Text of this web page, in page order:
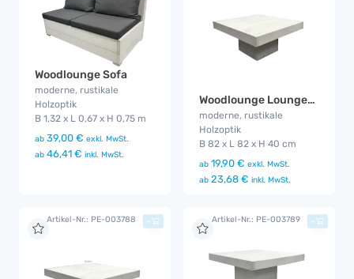
Woodlounge Sofa
moderne, rustikale
Holzoptik
B 1,32 x L 0,67 x H 0,75 m
ab 39,00 € exkl. MwSt.
ab 46,41 € inkl. MwSt.
Woodlounge Loungetisch
moderne, rustikale
Holzoptik
B 82 x L 82 x H 40 cm
ab 19,90 € exkl. MwSt.
ab 23,68 € inkl. MwSt.
Artikel-Nr.: PE-003788 + Artikel-Nr.: PE-003789 +